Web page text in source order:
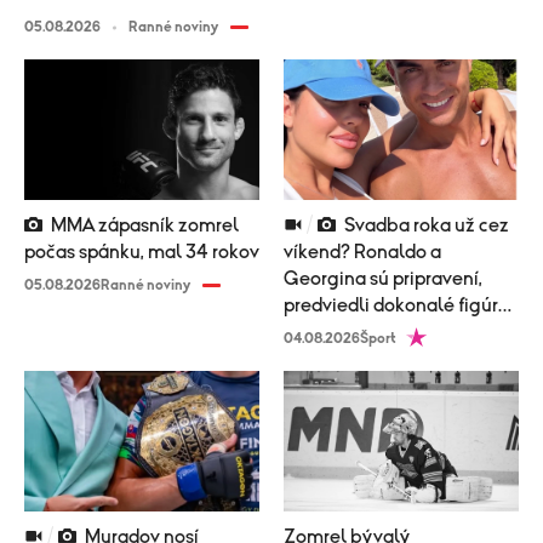
05.08.2026 Ranné noviny
počas spánku, mal 34 rokov
05.08.2026Ranné noviny
víkend? Ronaldo a
Georgina sú pripravení,
predviedli dokonalé figúry
v plavkách!
04.08.2026Šport
Zomrel bývalý